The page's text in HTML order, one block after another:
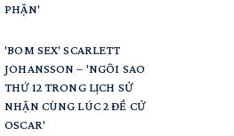
PHẬN'
'BOM SEX' SCARLETT
JOHANSSON – 'NGÔI SAO
THỨ 12 TRONG LỊCH SỬ
NHẬN CÙNG LÚC 2 ĐỀ CỬ
OSCAR'